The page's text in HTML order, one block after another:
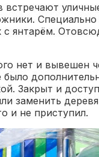
Специально
янтарём.
нет и вывешен
Закрыт и
заменить
и не приступил.